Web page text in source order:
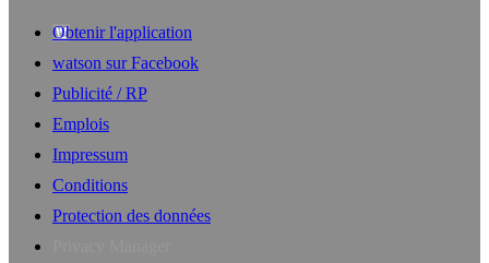
Obtenir l'application
watson sur Facebook
Publicité / RP
Emplois
Impressum
Conditions
Protection des données